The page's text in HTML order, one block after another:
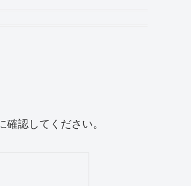
認してください。